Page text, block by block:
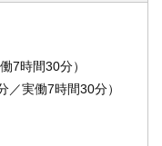
7時間30分）
／実働7時間30分）